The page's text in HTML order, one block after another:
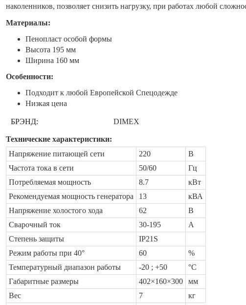
наколенников, позволяет снизить нагрузку, при работах любой
Материалы:
Пенопласт особой формы
Высота 195 мм
Ширина 160 мм
Особенности:
Подходит к любой Европейской Спецодежде
Низкая цена
БРЭНД: DIMEX
Технические характеристики:
Напряжение питающей сети
220
В
Частота тока в сети
50/60
Гц
Потребляемая мощность
8.7
кВт
Рекомендуемая мощность генератора
13
кВА
Напряжение холостого хода
62
В
Сварочный ток
30-195
А
Степень защиты
IP21S
Режим работы при 40°
60
%
Температурный диапазон работы
-20 ; +50
°C
Габаритные размеры
402×160×300
мм
Вес
7
кг